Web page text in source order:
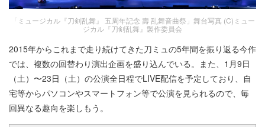
「ミュージカル『刀剣乱舞』 五周年記念 壽 乱舞音曲祭」舞台写真 (C)ミュー
ジカル『刀剣乱舞』製作委員会
2015年からこれまで走り続けてきた刀ミュの5年間を振り返る今作
では、複数の回替わり演出企画を盛り込んでいる。また、1月9日
（土）〜23日（土）の公演全日程でLIVE配信を予定しており、自
宅等からパソコンやスマートフォン等で公演を見られるので、毎
回異なる趣向を楽しもう。